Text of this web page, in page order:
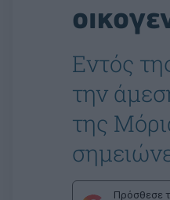
Εντός
την
της
Πρόσθεσε